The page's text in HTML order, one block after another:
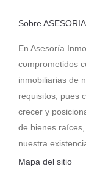
Sobre
En Asesoría
comprometidos
inmobiliarias de
requisitos, pues
crecer y
de bienes
nuestra
Mapa del sitio